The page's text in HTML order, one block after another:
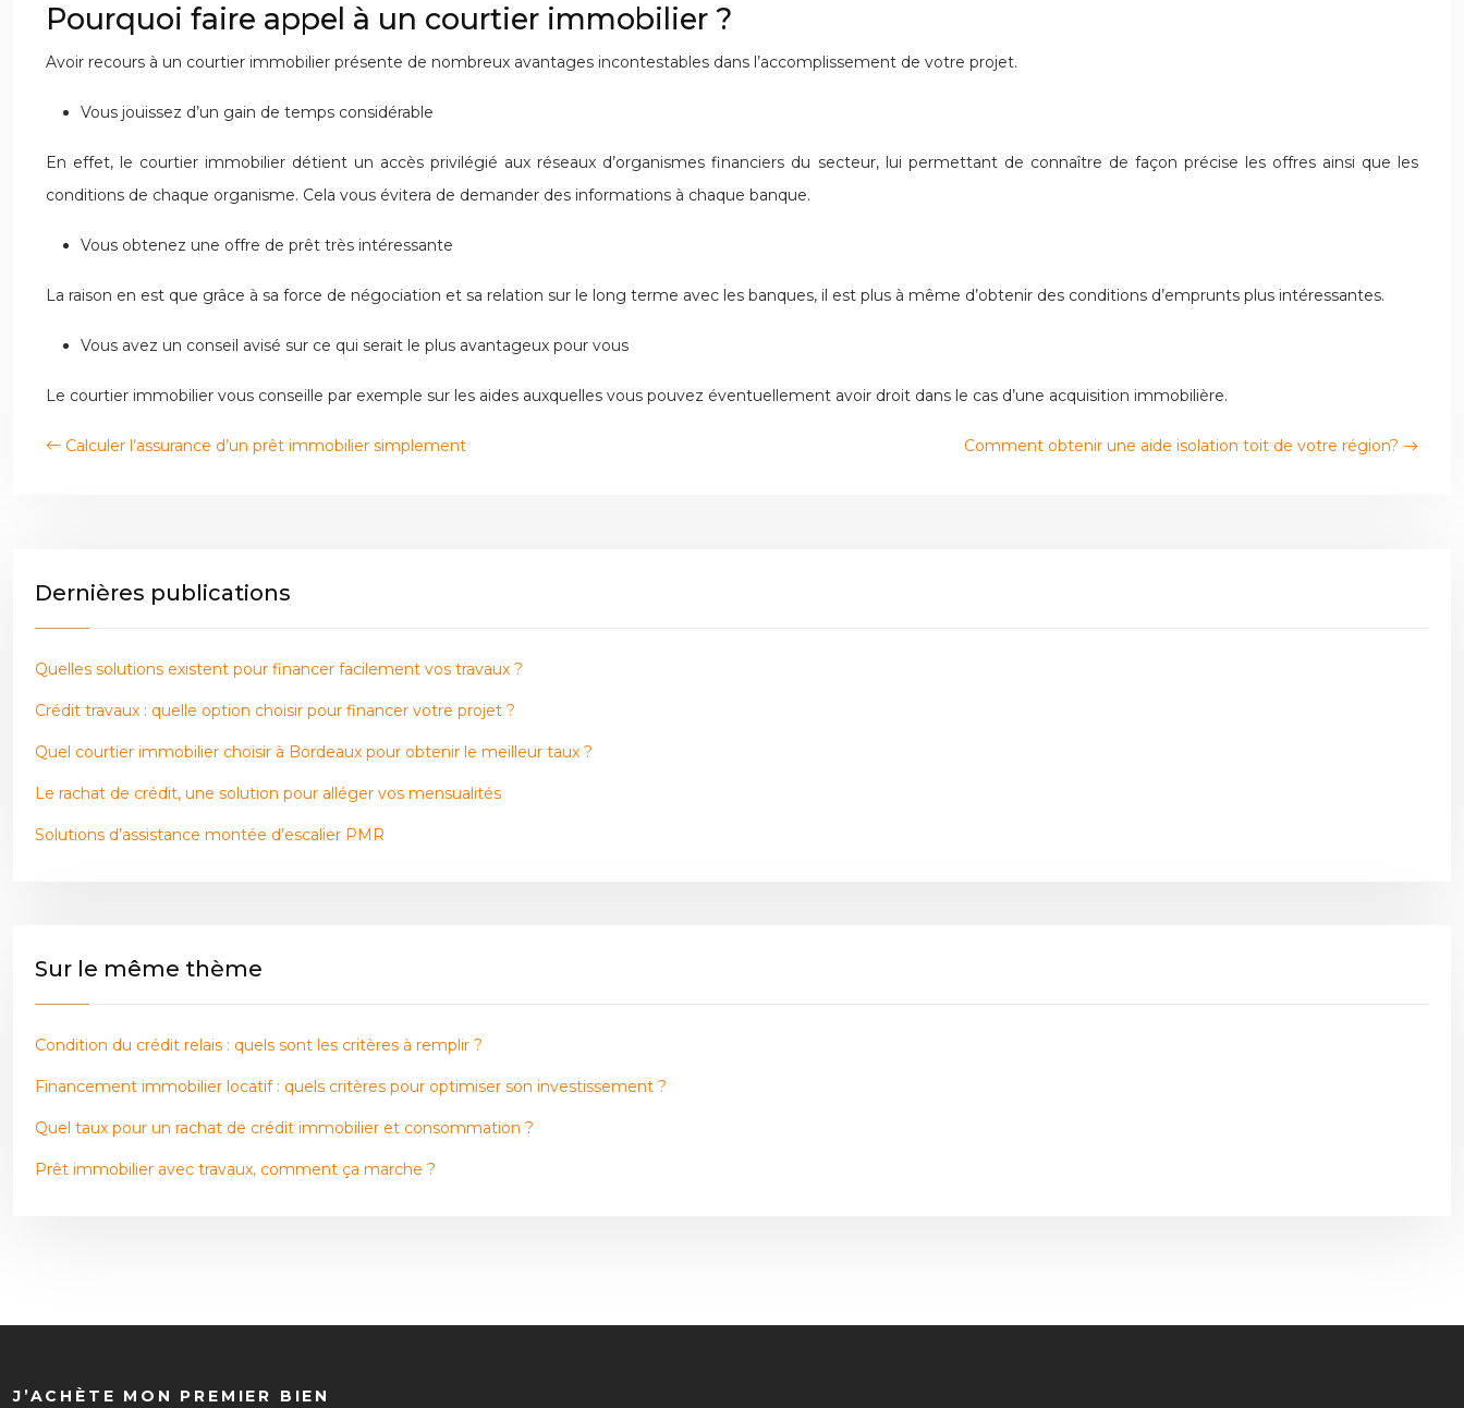
Pourquoi faire appel à un courtier immobilier ?
Avoir recours à un courtier immobilier présente de nombreux avantages incontestables dans l’accomplissement de votre projet.
Vous jouissez d’un gain de temps considérable
En effet, le courtier immobilier détient un accès privilégié aux réseaux d’organismes financiers du secteur, lui permettant de connaître de façon précise les offres ainsi que les
conditions de chaque organisme. Cela vous évitera de demander des informations à chaque banque.
Vous obtenez une offre de prêt très intéressante
La raison en est que grâce à sa force de négociation et sa relation sur le long terme avec les banques, il est plus à même d’obtenir des conditions d’emprunts plus intéressantes.
Vous avez un conseil avisé sur ce qui serait le plus avantageux pour vous
Le courtier immobilier vous conseille par exemple sur les aides auxquelles vous pouvez éventuellement avoir droit dans le cas d’une acquisition immobilière.
Calculer l’assurance d’un prêt immobilier simplement Comment obtenir une aide isolation toit de votre région?
Dernières publications
Quelles solutions existent pour financer facilement vos travaux ?
Crédit travaux : quelle option choisir pour financer votre projet ?
Quel courtier immobilier choisir à Bordeaux pour obtenir le meilleur taux ?
Le rachat de crédit, une solution pour alléger vos mensualités
Solutions d’assistance montée d’escalier PMR
Sur le même thème
Condition du crédit relais : quels sont les critères à remplir ?
Financement immobilier locatif : quels critères pour optimiser son investissement ?
Quel taux pour un rachat de crédit immobilier et consommation ?
Prêt immobilier avec travaux, comment ça marche ?
J’ACHÈTE MON PREMIER BIEN